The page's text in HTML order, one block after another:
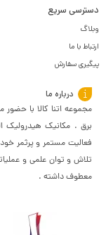
دسترسی سریع
وبلاگ
ارتباط با ما
پیگیری سفارش
درباره ما
مجموعه اتنا کالا با
برق . مکانیک هیدرولیک
فعالیت مستمر و پرثمر
تلاش و توان علمی و
معطوف داشته .